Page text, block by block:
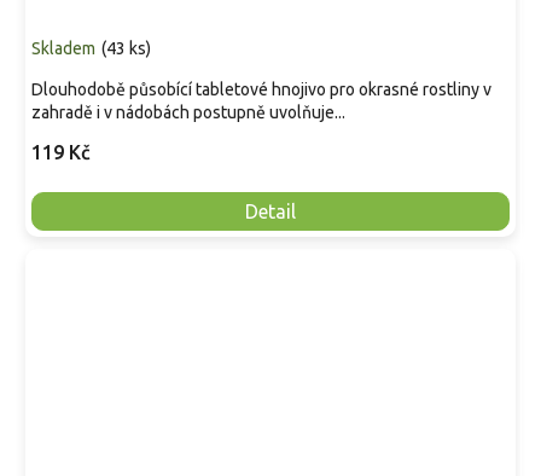
Skladem (43 ks)
119 Kč
Detail
Dlouhodobě působící tabletové hnojivo pro okrasné rostliny v
zahradě i v nádobách postupně uvolňuje...